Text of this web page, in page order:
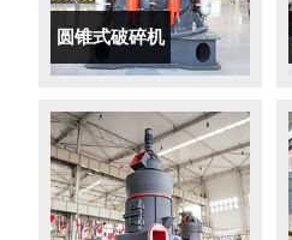
圆锥式破碎机